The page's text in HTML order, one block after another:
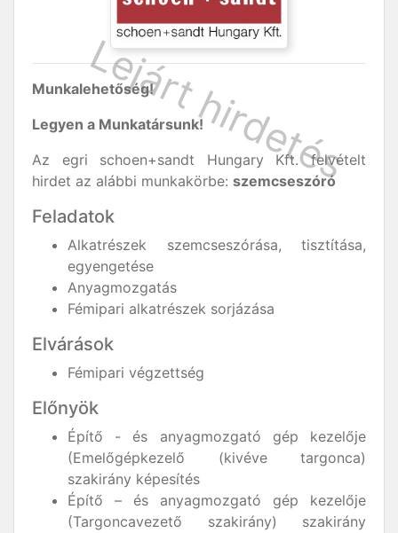
Munkalehetőség!
Legyen a Munkatársunk!
Az egri schoen+sandt Hungary Kft. felvételt
hirdet az alábbi munkakörbe: szemcseszóró
Feladatok
Alkatrészek szemcseszórása, tisztítása,
egyengetése
Anyagmozgatás
Fémipari alkatrészek sorjázása
Elvárások
Fémipari végzettség
Előnyök
Építő - és anyagmozgató gép kezelője
(Emelőgépkezelő (kivéve targonca)
szakirány képesítés
Építő – és anyagmozgató gép kezelője
(Targoncavezető szakirány) szakirány